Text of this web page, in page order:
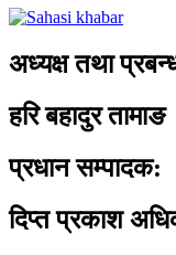
अध्यक्ष तथा
हरि बहादुर तामाङ
प्रधान सम्पादक:
दिप्त प्रकाश